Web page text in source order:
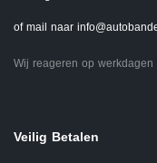
of mail naar
Wij reageren op
Veilig Betalen